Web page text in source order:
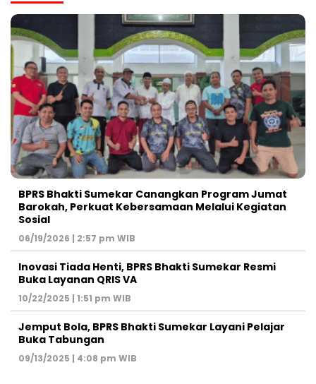
BPRS Bhakti Sumekar Canangkan Program Jumat
Barokah, Perkuat Kebersamaan Melalui Kegiatan
Sosial
06/19/2026 | 2:57 pm WIB
Inovasi Tiada Henti, BPRS Bhakti Sumekar Resmi
Buka Layanan QRIS VA
10/22/2025 | 1:51 pm WIB
Jemput Bola, BPRS Bhakti Sumekar Layani Pelajar
Buka Tabungan
09/13/2025 | 4:08 pm WIB